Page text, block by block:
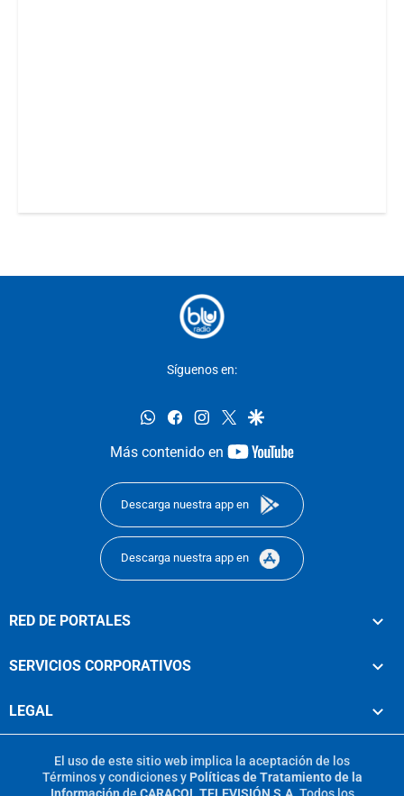
Síguenos en:
whatsappfacebookinstagram
twittergoogle
Más contenido en
youtube-
Descarga nuestra app en
Descarga nuestra app en
RED DE PORTALES
SERVICIOS CORPORATIVOS
LEGAL
El uso de este sitio web implica la aceptación de los
Términos y condicionesy Políticas de Tratamiento de la